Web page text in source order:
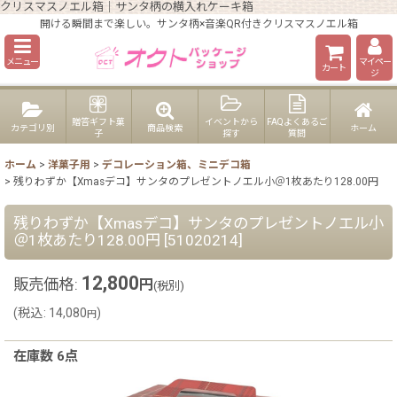
クリスマスノエル箱｜サンタ柄の横入れケーキ箱
開ける瞬間まで楽しい。サンタ柄×音楽QR付きクリスマスノエル箱
メニュー
カート
マイペー
ジ
カテゴリ別
贈答ギフト菓
子
商品検索
イベントから
探す
FAQよくあるご
質問
ホーム
ホーム > 洋菓子用 > デコレーション箱、ミニデコ箱
> 残りわずか【Xmasデコ】サンタのプレゼントノエル小＠1枚あたり128.00円
残りわずか【Xmasデコ】サンタのプレゼントノエル小
＠1枚あたり128.00円 [51020214]
販売価格: 12,800 円 (税別)
(税込: 14,080円)
在庫数 6点